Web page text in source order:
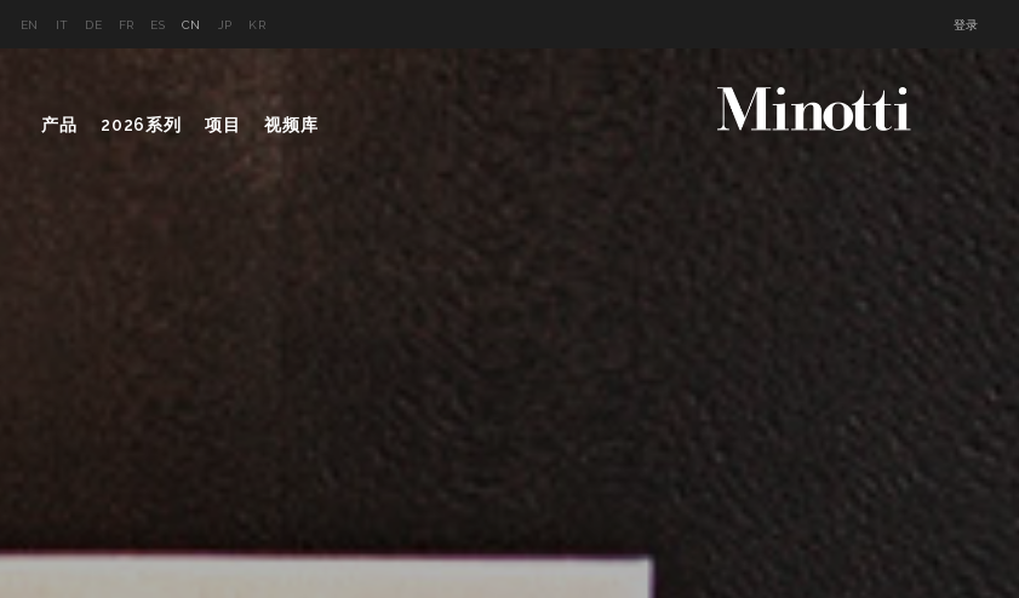
EN IT DE FR ES CN JP KR 登录
产品 2026系列 项目 视频库